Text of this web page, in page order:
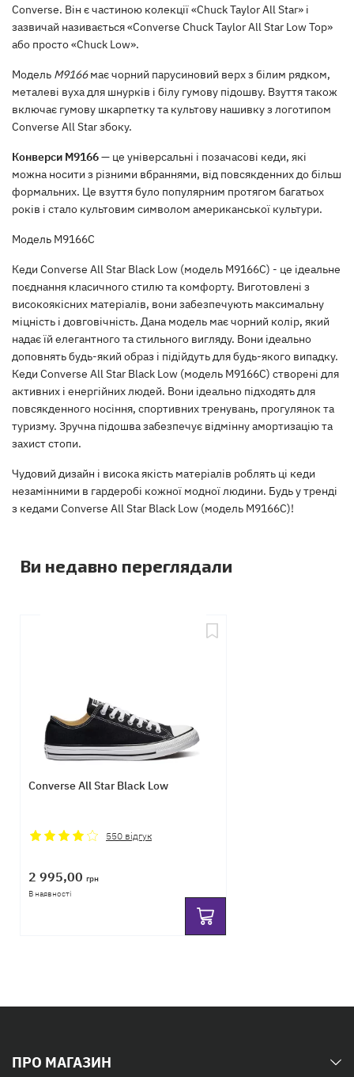
Converse. Він є частиною колекції «Chuck Taylor All Star» і
зазвичай називається «Converse Chuck Taylor All Star Low Top»
або просто «Chuck Low».
Модель M9166має чорний парусиновий верх з білим рядком,
металеві вуха для шнурків і білу гумову підошву. Взуття також
включає гумову шкарпетку та культову нашивку з логотипом
Converse All Star збоку.
Конверси M9166— це універсальні і позачасові кеди, які
можна носити з різними вбраннями, від повсякденних до більш
формальних. Це взуття було популярним протягом багатьох
років і стало культовим символом американської культури.
Модель M9166C
Кеди Converse All Star Black Low (модель M9166C) - це ідеальне
поєднання класичного стилю та комфорту. Виготовлені з
високоякісних матеріалів, вони забезпечують максимальну
міцність і довговічність. Дана модель має чорний колір, який
надає їй елегантного та стильного вигляду. Вони ідеально
доповнять будь-який образ і підійдуть для будь-якого випадку.
Кеди Converse All Star Black Low (модель M9166C) створені для
активних і енергійних людей. Вони ідеально підходять для
повсякденного носіння, спортивних тренувань, прогулянок та
туризму. Зручна підошва забезпечує відмінну амортизацію та
захист стопи.
Чудовий дизайн і висока якість матеріалів роблять ці кеди
незамінними в гардеробі кожної модної людини. Будь у тренді
з кедами Converse All Star Black Low (модель M9166C)!
Ви недавно переглядали
Converse All Star Black Low
550 відгук
2 995,00 грн
В наявності
ПРО МАГАЗИН